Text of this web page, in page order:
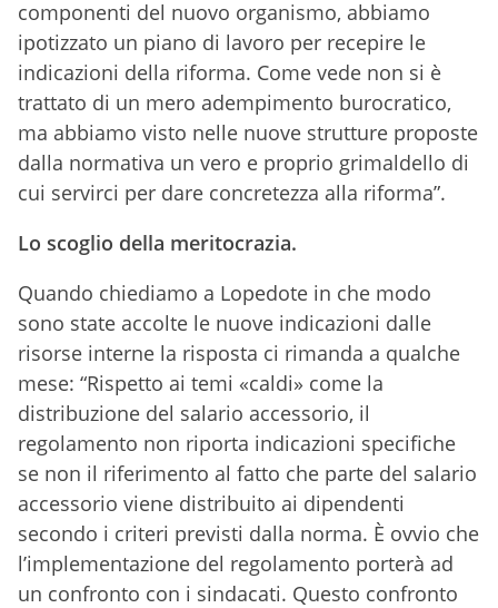
componenti del nuovo organismo, abbiamo
ipotizzato un piano di lavoro per recepire le
indicazioni della riforma. Come vede non si è
trattato di un mero adempimento burocratico,
ma abbiamo visto nelle nuove strutture proposte
dalla normativa un vero e proprio grimaldello di
cui servirci per dare concretezza alla riforma”.
Lo scoglio della meritocrazia.
Quando chiediamo a Lopedote in che modo
sono state accolte le nuove indicazioni dalle
risorse interne la risposta ci rimanda a qualche
mese: “Rispetto ai temi «caldi» come la
distribuzione del salario accessorio, il
regolamento non riporta indicazioni specifiche
se non il riferimento al fatto che parte del salario
accessorio viene distribuito ai dipendenti
secondo i criteri previsti dalla norma. È ovvio che
l’implementazione del regolamento porterà ad
un confronto con i sindacati. Questo confronto